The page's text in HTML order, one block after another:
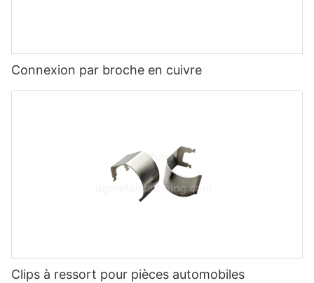
Connexion par broche en cuivre
Clips à ressort pour pièces automobiles